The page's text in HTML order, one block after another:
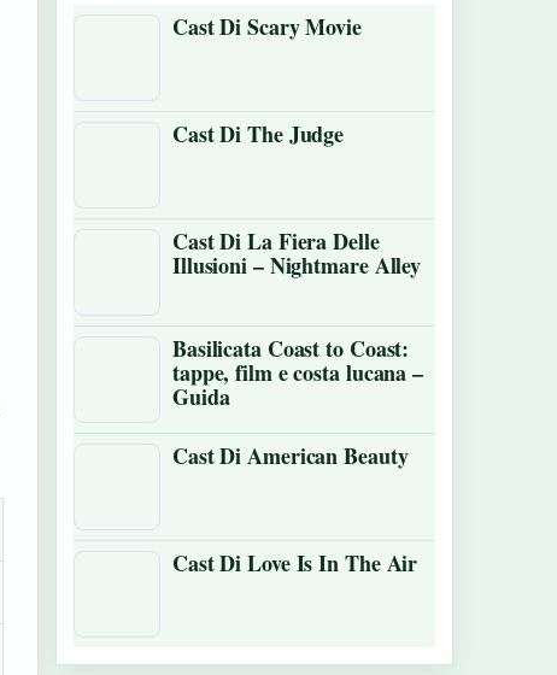
Cast Di Scary Movie
Cast Di The Judge
Cast Di La Fiera Delle
Illusioni – Nightmare Alley
Basilicata Coast to Coast:
tappe, film e costa lucana –
Guida
Cast Di American Beauty
Cast Di Love Is In The Air